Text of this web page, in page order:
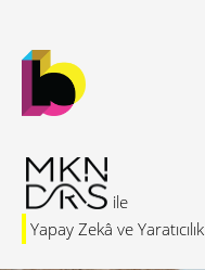
Yapay Zekâ ve Yaratıcılık